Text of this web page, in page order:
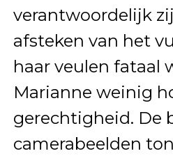
verantwoordelijk
afsteken van het
haar veulen fataal
Marianne weinig
gerechtigheid. De
camerabeelden